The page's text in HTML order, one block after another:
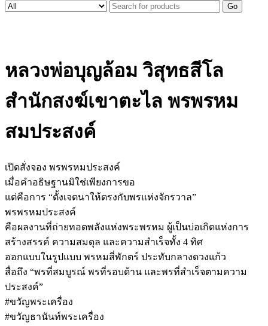
Go
หลวงพ่อบุญล้อม วิสุทธสีโล
สำนักสงฆ์เขาตะไล พรพรหม
สมประสงค์
เปิดสั่งจอง พรพรหมประสงค์
เมื่อคำอธิษฐานมิใช่เพียงการขอ
แต่คือการ “ตั้งเจตนาให้ตรงกับพรแห่งจักรวาล”
พรพรหมประสงค์
คือผลงานที่ถ่ายทอดพลังแห่งพระพรหม ผู้เป็นบ่อเกิดแห่งการ
สร้างสรรค์ ความสมดุล และความสำเร็จทั้ง 4 ทิศ
ออกแบบในรูปแบบ พรหมสี่พักตร์ ประทับกลางดวงแก้ว
สื่อถึง “พรที่สมบูรณ์ พรที่รอบด้าน และพรที่สำเร็จตามความ
ประสงค์”
#ขวัญพระเครื่อง
#ขวัญธานันท์พระเครื่อง